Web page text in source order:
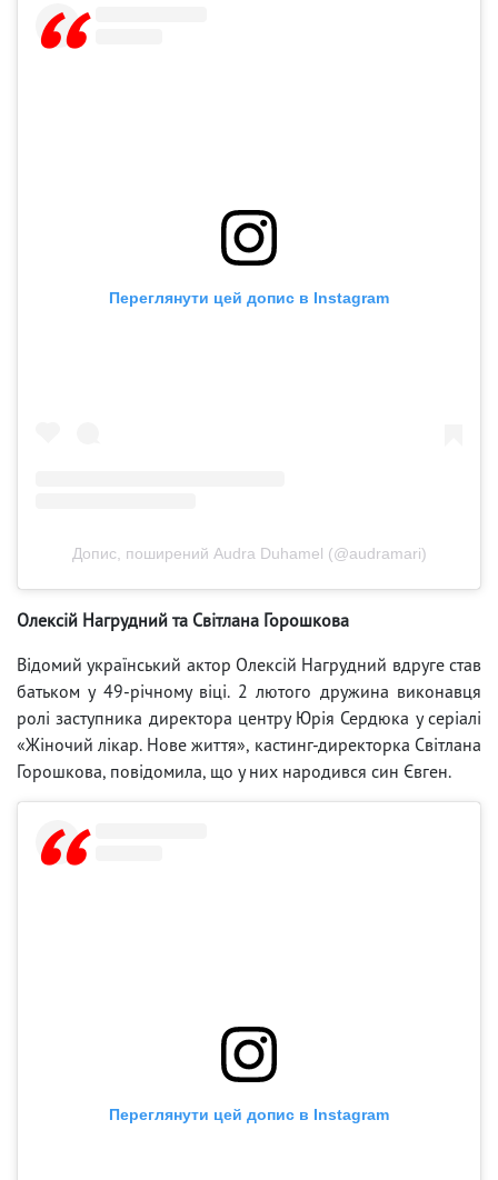
Переглянути цей допис в Instagram
Допис, поширений Audra Duhamel (@audramari)
Олексій Нагрудний та Світлана Горошкова
Відомий український актор Олексій Нагрудний вдруге став
батьком у 49-річному віці. 2 лютого дружина виконавця
ролі заступника директора центру Юрія Сердюка у серіалі
«Жіночий лікар. Нове життя», кастинг-директорка Світлана
Горошкова, повідомила, що у них народився син Євген.
Переглянути цей допис в Instagram